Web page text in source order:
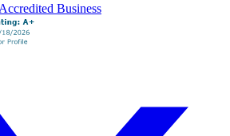
Business